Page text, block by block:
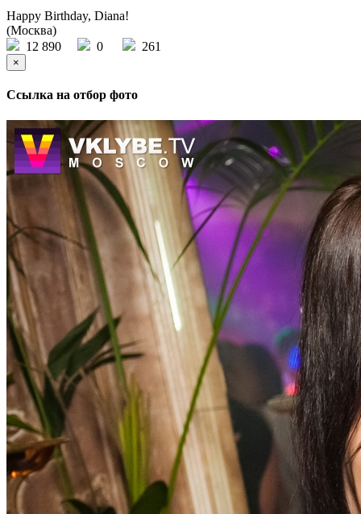
Happy Birthday, Diana!
(Москва)
12 890
0 261
×
Ссылка на отбор фото